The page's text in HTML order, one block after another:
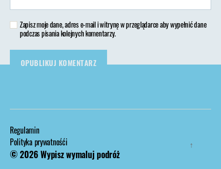
Zapisz moje dane, adres e-mail i witrynę w przeglądarce aby wypełnić dane
podczas pisania kolejnych komentarzy.
Regulamin
Polityka prywatnośći
© 2026Wypisz wymaluj podróż
↑